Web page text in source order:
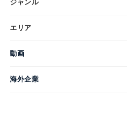
ジャンル
エリア
動画
海外企業